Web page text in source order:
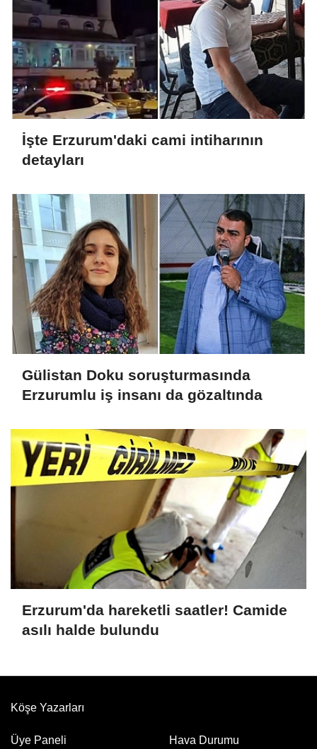
İşte Erzurum'daki cami intiharının
detayları
Gülistan Doku soruşturmasında
Erzurumlu iş insanı da gözaltında
Erzurum'da hareketli saatler! Camide
asılı halde bulundu
Köşe Yazarları
Üye Paneli Hava Durumu